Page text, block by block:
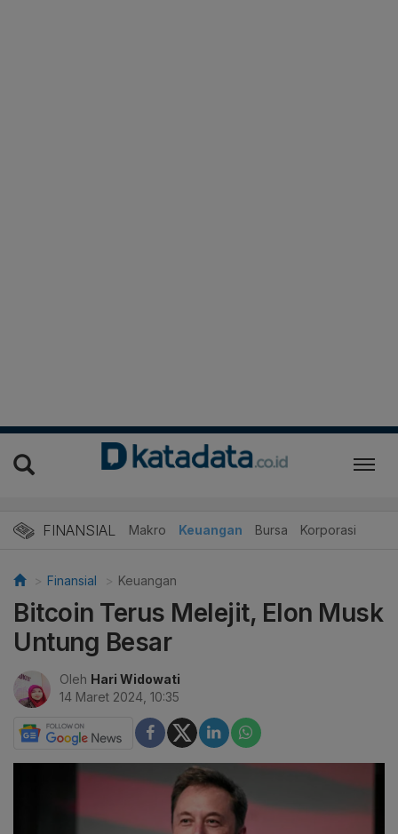
FINANSIAL Makro Keuangan Bursa Korporasi
Finansial Keuangan
Bitcoin Terus Melejit, Elon Musk
Untung Besar
Oleh Hari Widowati
14 Maret 2024, 10:35